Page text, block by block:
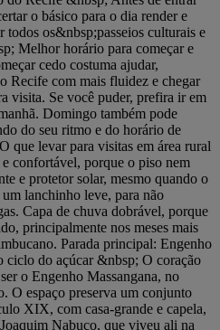
o básico para o dia render e
todos os&nbsp;passeios culturais e
Melhor horário para começar e
cedo costuma ajudar,
Recife com mais fluidez e chegar
visita. Se você puder, prefira ir em
Domingo também pode
do seu ritmo e do horário de
que levar para visitas em área rural
confortável, porque o piso nem
e protetor solar, mesmo quando o
lanchinho leve, para não
Capa de chuva dobrável, porque
principalmente nos meses mais
Parada principal: Engenho
ciclo do açúcar &nbsp; O coração
o Engenho Massangana, no
O espaço preserva um conjunto
XIX, com casa-grande e capela,
Nabuco, que viveu ali na